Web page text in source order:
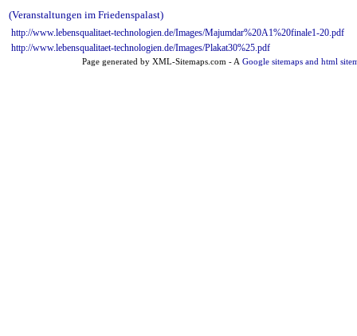
(Veranstaltungen im Friedenspalast)
http://www.lebensqualitaet-technologien.de/Images/Majumdar%20A1%20finale1-20.pdf
http://www.lebensqualitaet-technologien.de/Images/Plakat30%25.pdf
Page generated by XML-Sitemaps.com - A Google sitemaps and html